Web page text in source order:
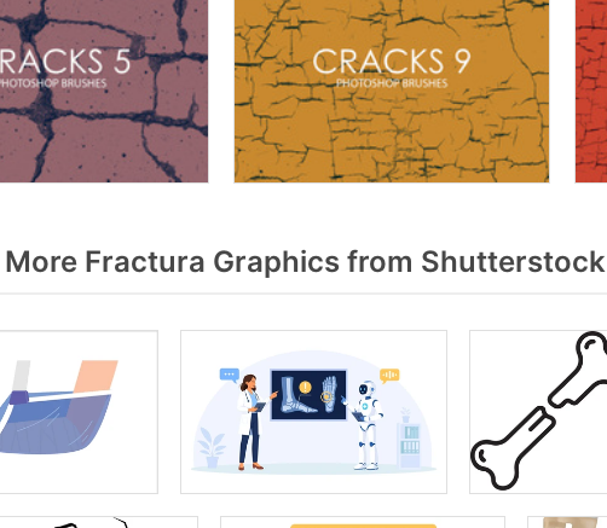
More Fractura Graphics from Shutterstock